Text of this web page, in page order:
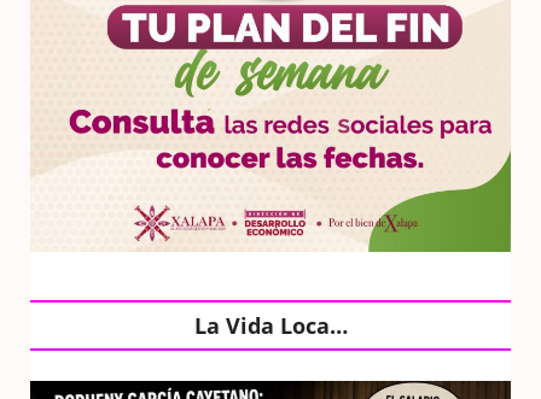
La Vida Loca…